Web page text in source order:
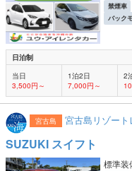
禁煙車
バック
日泊制
当日
3,500円～
1泊2日
7,000円～
2
宮古島 宮古島リゾー
SUZUKI スイフト
標準装